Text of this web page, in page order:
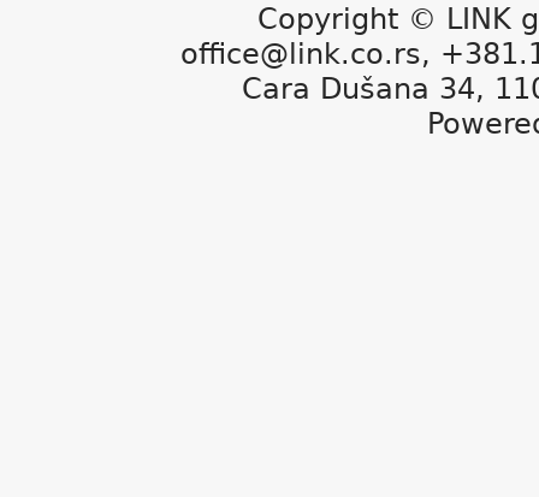
Copyright © LINK
office@link.co.rs,
Cara Dušana 34,